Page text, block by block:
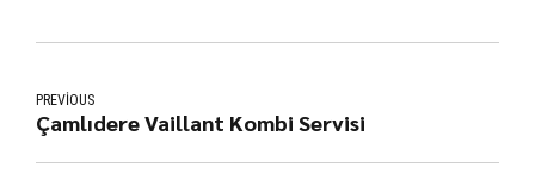
PREVIOUS
Çamlıdere Vaillant Kombi Servisi